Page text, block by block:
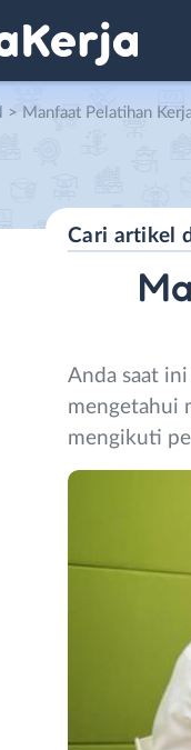
> Manfaat Pelatihan Kerja yang Bisa
Anda saat
mengetahui
mengikuti